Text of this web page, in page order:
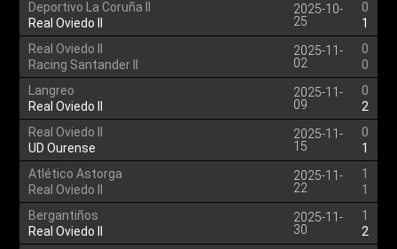
Deportivo La Coruña II
Real Oviedo II
2025-10-
25
0
1
Real Oviedo II
Racing Santander II
2025-11-
02
0
0
Langreo
Real Oviedo II
2025-11-
09
0
2
Real Oviedo II
UD Ourense
2025-11-
15
0
1
Atlético Astorga
Real Oviedo II
2025-11-
22
1
1
Bergantiños
Real Oviedo II
2025-11-
30
1
2